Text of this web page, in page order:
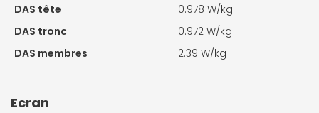
DAS tête
0.978 W/kg
DAS tronc
0.972 W/kg
DAS membres
2.39 W/kg
Ecran